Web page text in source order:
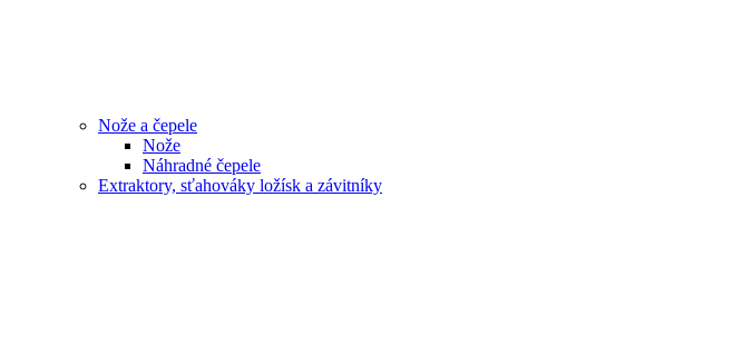
Nože a čepele
Nože
Náhradné čepele
Extraktory, sťahováky ložísk a závitníky